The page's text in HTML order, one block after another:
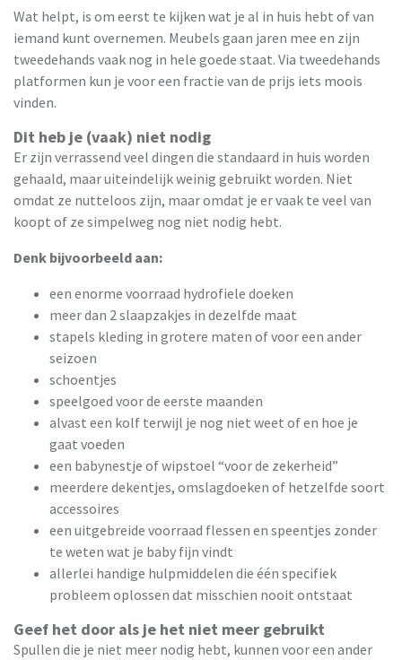
Wat helpt, is om eerst te kijken wat je al in huis hebt of van
iemand kunt overnemen. Meubels gaan jaren mee en zijn
tweedehands vaak nog in hele goede staat. Via tweedehands
platformen kun je voor een fractie van de prijs iets moois
vinden.
Dit heb je (vaak) niet nodig
Er zijn verrassend veel dingen die standaard in huis worden
gehaald, maar uiteindelijk weinig gebruikt worden. Niet
omdat ze nutteloos zijn, maar omdat je er vaak te veel van
koopt of ze simpelweg nog niet nodig hebt.
Denk bijvoorbeeld aan:
een enorme voorraad hydrofiele doeken
meer dan 2 slaapzakjes in dezelfde maat
stapels kleding in grotere maten of voor een ander
seizoen
schoentjes
speelgoed voor de eerste maanden
alvast een kolf terwijl je nog niet weet of en hoe je
gaat voeden
een babynestje of wipstoel “voor de zekerheid”
meerdere dekentjes, omslagdoeken of hetzelfde soort
accessoires
een uitgebreide voorraad flessen en speentjes zonder
te weten wat je baby fijn vindt
allerlei handige hulpmiddelen die één specifiek
probleem oplossen dat misschien nooit ontstaat
Geef het door als je het niet meer gebruikt
Spullen die je niet meer nodig hebt, kunnen voor een ander